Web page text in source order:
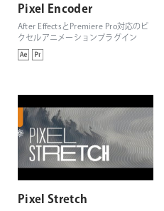
Pixel Encoder
After EffectsとPremiere Pro対応のピ
クセルアニメーションプラグイン
Pixel Stretch